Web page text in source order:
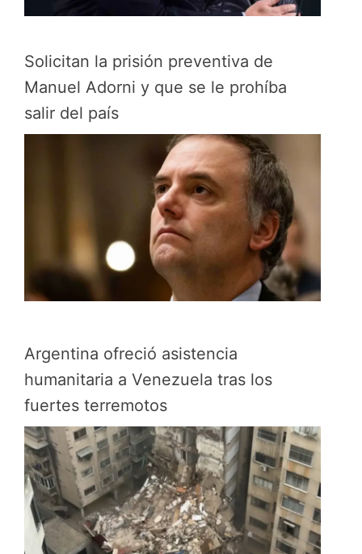
Solicitan la prisión preventiva de
Manuel Adorni y que se le prohíba
salir del país
Argentina ofreció asistencia
humanitaria a Venezuela tras los
fuertes terremotos